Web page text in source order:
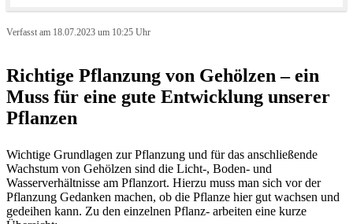
Verfasst am 18.07.2023 um 10:25 Uhr
Richtige Pflanzung von Gehölzen – ein
Muss für eine gute Entwicklung unserer
Pflanzen
Wichtige Grundlagen zur Pflanzung und für das anschließende
Wachstum von Gehölzen sind die Licht-, Boden- und
Wasserverhältnisse am Pflanzort. Hierzu muss man sich vor der
Pflanzung Gedanken machen, ob die Pflanze hier gut wachsen und
gedeihen kann. Zu den einzelnen Pflanz- arbeiten eine kurze